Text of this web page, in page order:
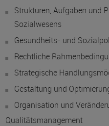
Strukturen, Aufgaben und
Sozialwesens
Gesundheits- und
Rechtliche
Strategische
Gestaltung und
Organisation und
Qualitätsmanagement